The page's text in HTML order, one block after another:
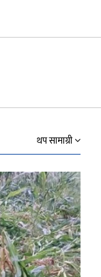
थप सामाग्री